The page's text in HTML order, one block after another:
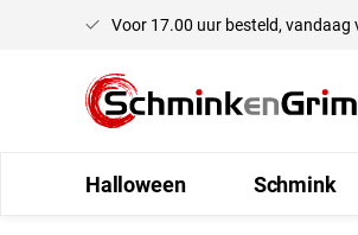
Ga naar de
Voor 17.00 uur besteld, vandaag
Halloween Schmink